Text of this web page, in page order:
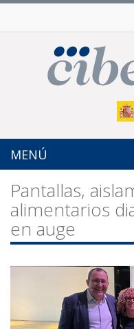
MENÚ
Pantallas,
alimentarios
en auge